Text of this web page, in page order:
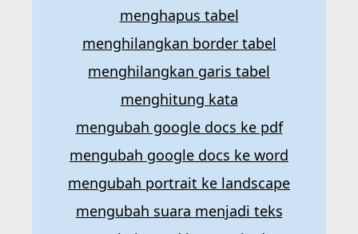
menghapus tabel
menghilangkan border tabel
menghilangkan garis tabel
menghitung kata
mengubah google docs ke pdf
mengubah google docs ke word
mengubah portrait ke landscape
mengubah suara menjadi teks